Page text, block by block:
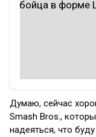
Думаю, сейчас
Smash Bros.,
надеяться, что